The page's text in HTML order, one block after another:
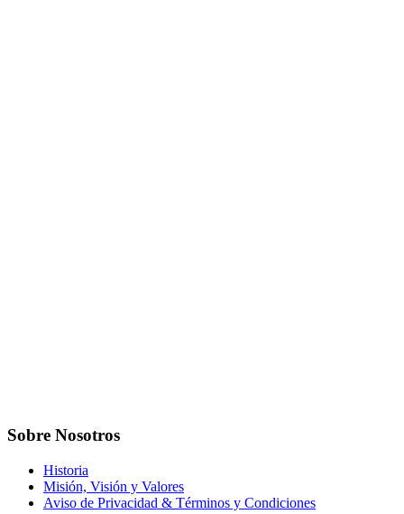
Sobre Nosotros
Historia
Misión, Visión y Valores
Aviso de Privacidad & Términos y Condiciones